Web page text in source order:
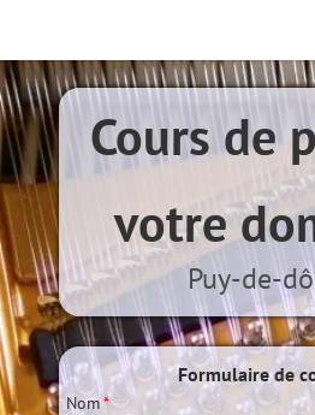
Cours de
votre
Puy-de-
Formulaire de
Nom*